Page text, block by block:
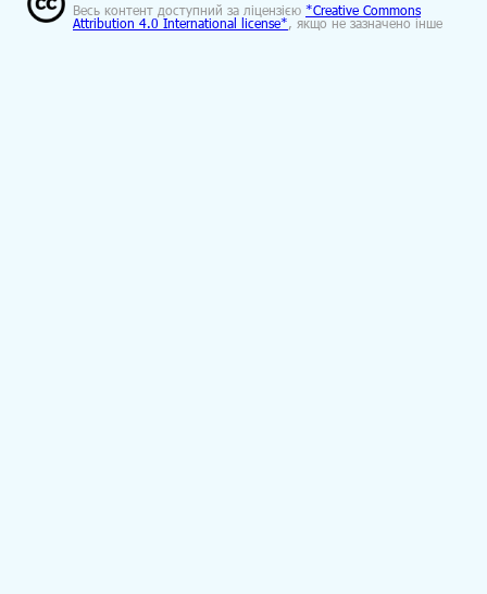
Весь контент доступний за ліцензією *Creative Commons
Attribution 4.0 International license*, якщо не зазначено інше